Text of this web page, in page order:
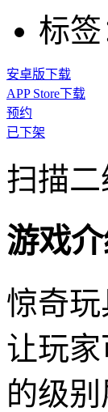
标签
安卓版下载
APP Store下载
预约
已下架
扫描
游戏
惊奇
让玩家
的级